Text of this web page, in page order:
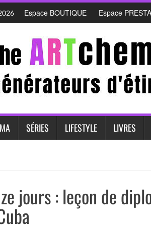
Espace BOUTIQUE Espace
SÉRIES LIFESTYLE LIVRES
jours : leçon de